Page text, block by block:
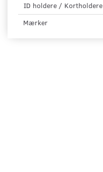
ID holdere / Kortholdere
Mærker